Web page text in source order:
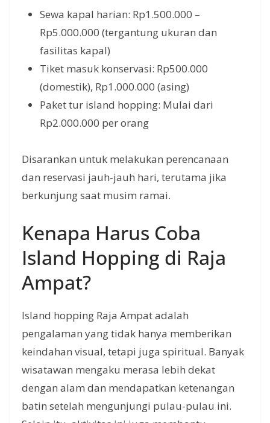
Sewa kapal harian: Rp1.500.000 –
Rp5.000.000 (tergantung ukuran dan
fasilitas kapal)
Tiket masuk konservasi: Rp500.000
(domestik), Rp1.000.000 (asing)
Paket tur island hopping: Mulai dari
Rp2.000.000 per orang
Disarankan untuk melakukan perencanaan
dan reservasi jauh-jauh hari, terutama jika
berkunjung saat musim ramai.
Kenapa Harus Coba
Island Hopping di Raja
Ampat?
Island hopping Raja Ampat adalah
pengalaman yang tidak hanya memberikan
keindahan visual, tetapi juga spiritual. Banyak
wisatawan mengaku merasa lebih dekat
dengan alam dan mendapatkan ketenangan
batin setelah mengunjungi pulau-pulau ini.